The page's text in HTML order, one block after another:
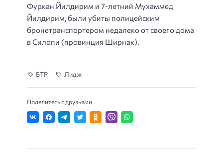
Фуркан Йилдирим и 7-летний Мухаммед
Йилдирим, были убиты полицейским
бронетранспортером недалеко от своего дома
в Силопи (провинция Ширнак).
БТР Лидж
Поделитесь с друзьями